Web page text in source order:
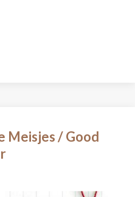
Meisjes / Good